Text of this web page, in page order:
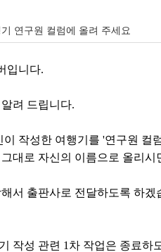
연구원 컬럼에 올려 주세요
입니다.
려 드립니다.
작성한 여행기를 '연구원 컬
대로 자신의 이름으로 올리시
서 출판사로 전달하도록 하
작성 관련 1차 작업은 종료